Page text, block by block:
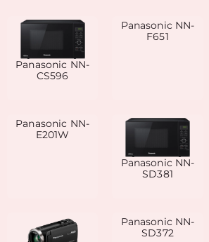
Panasonic NN-
CS596
Panasonic NN-
F651
Panasonic NN-
E201W
Panasonic NN-
SD381
Panasonic NN-
SD372